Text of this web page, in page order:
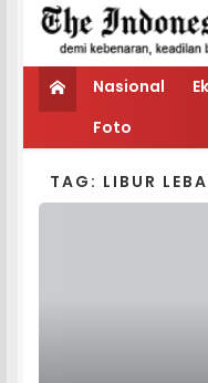
Nasional
Foto
TAG: LIBUR